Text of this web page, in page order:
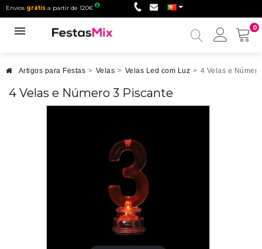
Envios grátis a partir de 120€
0
Minha
Artigos para Festas > Velas > Velas Led com Luz > 4 Velas e
4 Velas e Número 3 Piscante